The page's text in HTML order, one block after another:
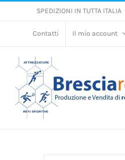
Salta
SPEDIZIONI IN TUTTA ITALIA
Contatti Il mio account